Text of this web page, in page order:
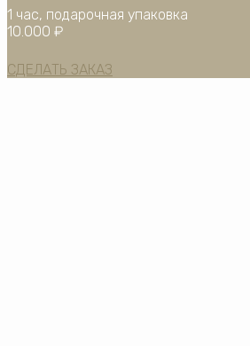
1 час, подарочная упаковка
10.000 ₽
СДЕЛАТЬ ЗАКАЗ